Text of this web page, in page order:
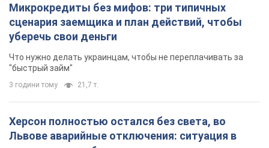
Микрокредиты без мифов: три типичных
сценария заемщика и план действий, чтобы
уберечь свои деньги
Что нужно делать украинцам, чтобы не переплачивать за
"быстрый займ"
3 години тому 21,7 т.
Херсон полностью остался без света, во
Львове аварийные отключения: ситуация в